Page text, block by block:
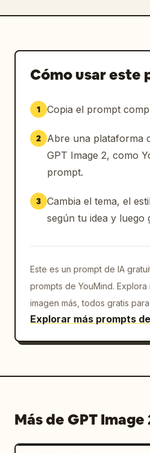
Cómo usar este
1 Copia el prompt
2
Abre una plataforma
GPT Image 2, como
prompt.
3 Cambia el tema, el
según tu idea y luego
Este es un prompt de IA
prompts de YouMind.
imagen más, todos gratis
Explorar más prompts
Más de GPT Image